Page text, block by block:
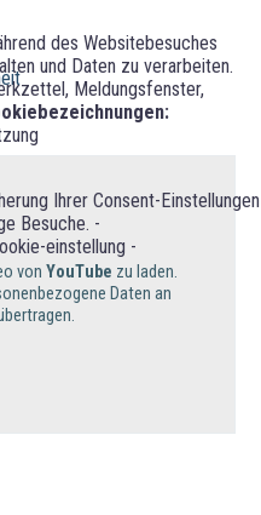
des Websitebesuches
und Daten zu verarbeiten.
Meldungsfenster,
Ihrer Consent-Einstellungen
Besuche. -
einstellung -
von YouTube zu laden.
Daten an